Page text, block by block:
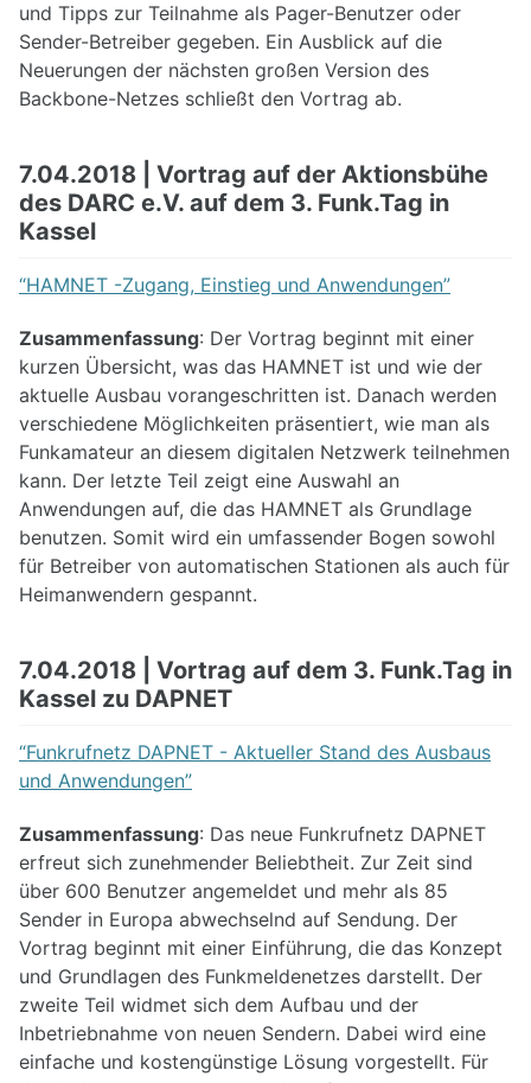
OpenStreetMap
Proxy im Hamnet
SIP Telefonie
Weitere Dienste
Backup für Router
Hostlisten Köln/Aachen
Monitoring
DUNDi Netzübersicht
IMPRESSUM
und Tipps zur Teilnahme als Pager-Benutzer oder
Sender-Betreiber gegeben. Ein Ausblick auf die
Neuerungen der nächsten großen Version des
Backbone-Netzes schließt den Vortrag ab.
7.04.2018 | Vortrag auf der Aktionsbühe
des DARC e.V. auf dem 3. Funk.Tag in
Kassel
“HAMNET -Zugang, Einstieg und Anwendungen”
Zusammenfassung: Der Vortrag beginnt mit einer
kurzen Übersicht, was das HAMNET ist und wie der
aktuelle Ausbau vorangeschritten ist. Danach werden
verschiedene Möglichkeiten präsentiert, wie man als
Funkamateur an diesem digitalen Netzwerk teilnehmen
kann. Der letzte Teil zeigt eine Auswahl an
Anwendungen auf, die das HAMNET als Grundlage
benutzen. Somit wird ein umfassender Bogen sowohl
für Betreiber von automatischen Stationen als auch für
Heimanwendern gespannt.
7.04.2018 | Vortrag auf dem 3. Funk.Tag in
Kassel zu DAPNET
“Funkrufnetz DAPNET - Aktueller Stand des Ausbaus
und Anwendungen”
Zusammenfassung: Das neue Funkrufnetz DAPNET
erfreut sich zunehmender Beliebtheit. Zur Zeit sind
über 600 Benutzer angemeldet und mehr als 85
Sender in Europa abwechselnd auf Sendung. Der
Vortrag beginnt mit einer Einführung, die das Konzept
und Grundlagen des Funkmeldenetzes darstellt. Der
zweite Teil widmet sich dem Aufbau und der
Inbetriebnahme von neuen Sendern. Dabei wird eine
einfache und kostengünstige Lösung vorgestellt. Für